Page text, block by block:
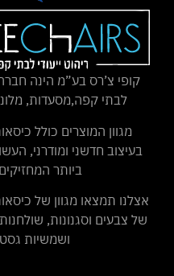
קופי צ’רס בע”מ הינה
לבתי קפה,מסעדות,
מגוון המוצרים כולל
בעיצוב חדשני ומודרני,
ביותר
אצלנו תמצאו מגוון של
של צבעים וסגנונות,
ושמשיות